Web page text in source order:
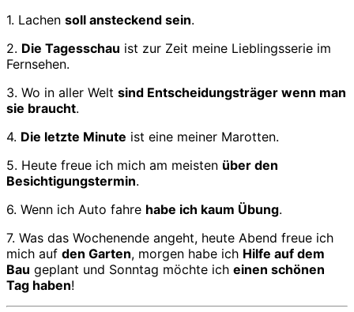
1. Lachen soll ansteckend sein.
2. Die Tagesschau ist zur Zeit meine Lieblingsserie im
Fernsehen.
3. Wo in aller Welt sind Entscheidungsträger wenn man
sie braucht.
4. Die letzte Minute ist eine meiner Marotten.
5. Heute freue ich mich am meisten über den
Besichtigungstermin.
6. Wenn ich Auto fahre habe ich kaum Übung.
7. Was das Wochenende angeht, heute Abend freue ich
mich auf den Garten, morgen habe ich Hilfe auf dem
Bau geplant und Sonntag möchte ich einen schönen
Tag haben!